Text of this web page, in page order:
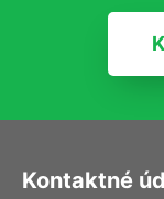
Kontaktné